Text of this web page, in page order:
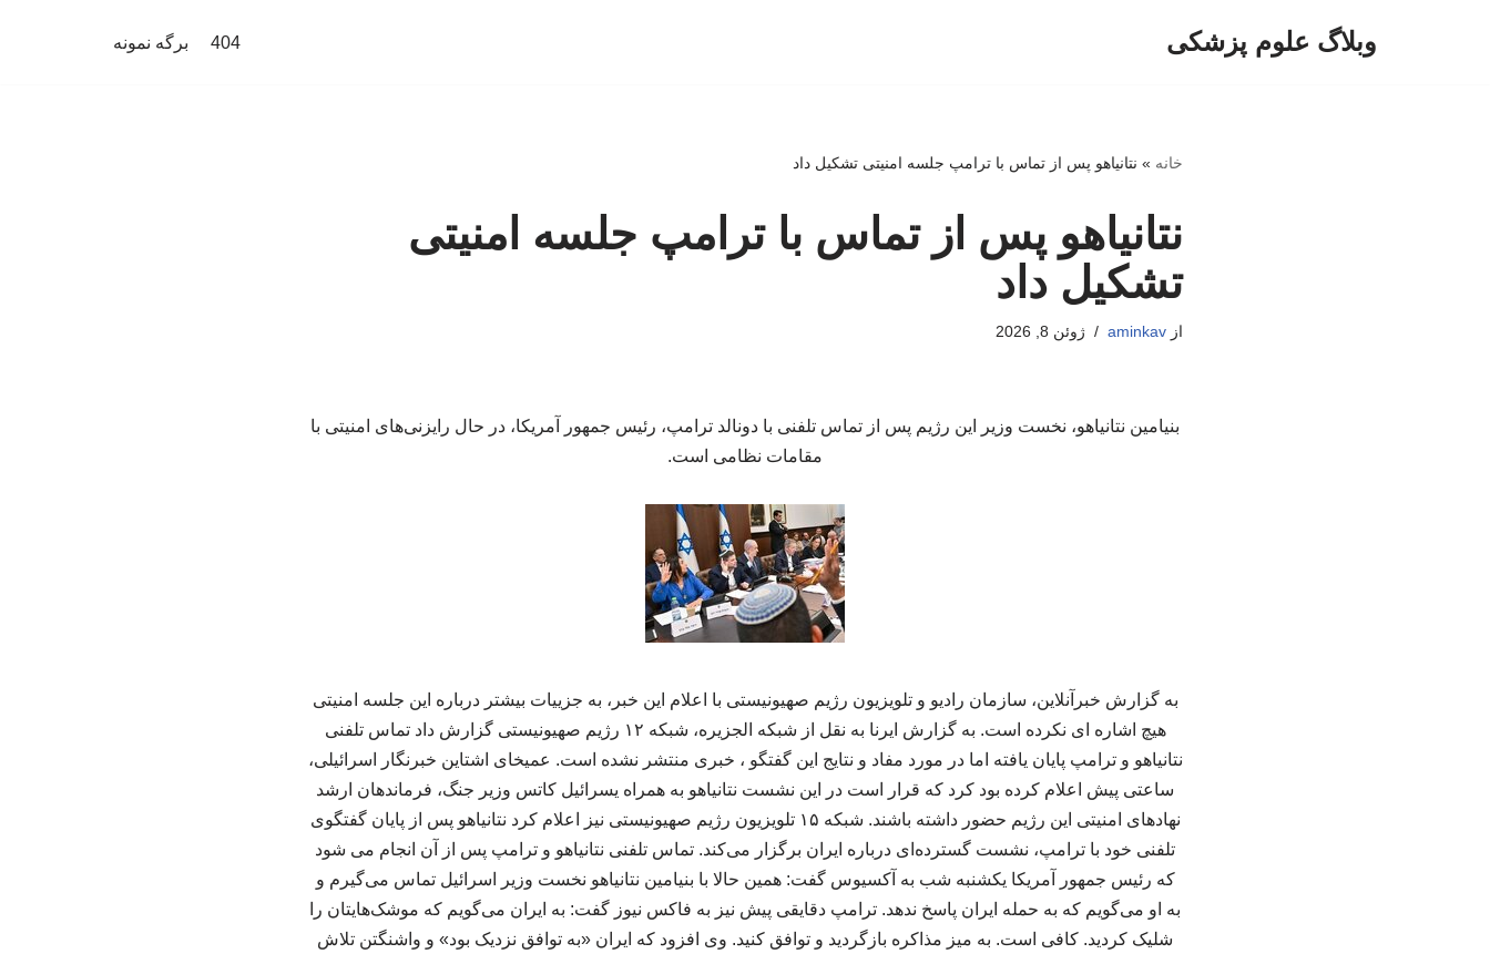
وبلاگ علوم پزشکی 404 برگه نمونه
خانه » نتانیاهو پس از تماس با ترامپ جلسه امنیتی تشکیل داد
نتانیاهو پس از تماس با ترامپ جلسه امنیتی
تشکیل داد
ازaminkav ژوئن 8, 2026
بنیامین نتانیاهو، نخست ‌وزیر این رژیم پس از تماس تلفنی با دونالد ترامپ، رئیس ‌جمهور آمریکا، در حال رایزنی‌های امنیتی با
مقامات نظامی است.
به گزارش خبرآنلاین، سازمان رادیو و تلویزیون رژیم صهیونیستی با اعلام این خبر، به جزییات بیشتر درباره این جلسه امنیتی
هیچ اشاره ای نکرده است. به گزارش ایرنا به نقل از شبکه الجزیره، شبکه ۱۲ رژیم صهیونیستی گزارش داد تماس تلفنی
نتانیاهو و ترامپ پایان یافته اما در مورد مفاد و نتایج این گفتگو ، خبری منتشر نشده است. عمیخای اشتاین خبرنگار اسرائیلی،
ساعتی پیش اعلام کرده بود کرد که قرار است در این نشست نتانیاهو به همراه یسرائیل کاتس وزیر جنگ، فرماندهان ارشد
نهادهای امنیتی این رژیم حضور داشته باشند. شبکه ۱۵ تلویزیون رژیم صهیونیستی نیز اعلام کرد نتانیاهو پس از پایان گفتگوی
تلفنی خود با ترامپ، نشست گسترده‌ای درباره ایران برگزار می‌کند. تماس تلفنی نتانیاهو و ترامپ پس از آن انجام می شود
که رئیس جمهور آمریکا یکشنبه شب به آکسیوس گفت: همین حالا با بنیامین نتانیاهو نخست وزیر اسرائیل تماس می‌گیرم و
به او می‌گویم که به حمله ایران پاسخ ندهد. ترامپ دقایقی پیش نیز به فاکس نیوز گفت: به ایران می‌گویم که موشک‌هایتان را
شلیک کردید. کافی است. به میز مذاکره بازگردید و توافق کنید. وی افزود که ایران «به توافق نزدیک بود» و واشنگتن تلاش